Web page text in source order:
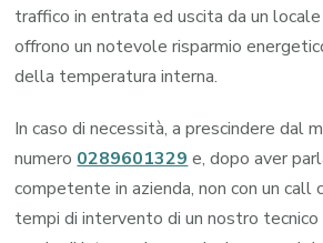
traffico in entrata ed uscita da un
offrono un notevole risparmio
della temperatura interna.
In caso di necessità, a prescindere dal
numero 0289601329 e, dopo aver
competente in azienda, non con un call
tempi di intervento di un nostro